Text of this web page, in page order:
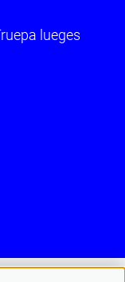
lueges